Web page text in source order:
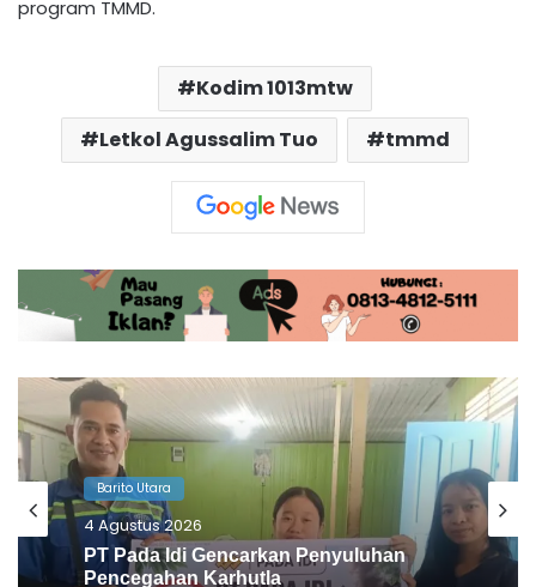
program TMMD.
Kodim 1013mtw
Letkol Agussalim Tuo
tmmd
Barito Utara
1 Agustus 2026
Desa Benangin II Ikuti Verifikasi Faktual
ProKlim, Didukung PT BEK & PT PAMA